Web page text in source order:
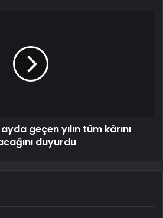
geçen yılın tüm kârını
duyurdu